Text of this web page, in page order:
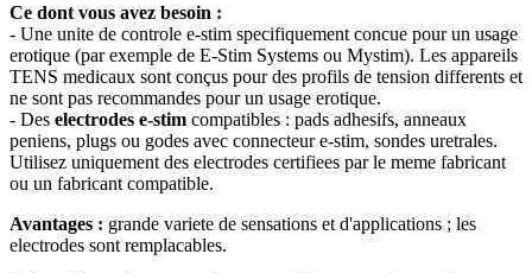
Ce dont vous avez besoin :
- Une unite de controle e-stim specifiquement concue pour un usage
erotique (par exemple de E-Stim Systems ou Mystim). Les appareils
TENS medicaux sont conçus pour des profils de tension differents et
ne sont pas recommandes pour un usage erotique.
- Des electrodes e-stim compatibles : pads adhesifs, anneaux
peniens, plugs ou godes avec connecteur e-stim, sondes uretrales.
Utilisez uniquement des electrodes certifiees par le meme fabricant
ou un fabricant compatible.
Avantages : grande variete de sensations et d'applications ; les
electrodes sont remplacables.